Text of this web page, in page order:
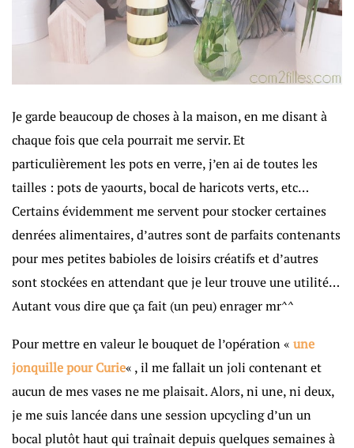
Je garde beaucoup de choses à la maison, en me disant à
chaque fois que cela pourrait me servir. Et
particulièrement les pots en verre, j’en ai de toutes les
tailles : pots de yaourts, bocal de haricots verts, etc…
Certains évidemment me servent pour stocker certaines
denrées alimentaires, d’autres sont de parfaits contenants
pour mes petites babioles de loisirs créatifs et d’autres
sont stockées en attendant que je leur trouve une utilité…
Autant vous dire que ça fait (un peu) enrager mr^^
Pour mettre en valeur le bouquet de l’opération « une
jonquille pour Curie« , il me fallait un joli contenant et
aucun de mes vases ne me plaisait. Alors, ni une, ni deux,
je me suis lancée dans une session upcycling d’un un
bocal plutôt haut qui traînait depuis quelques semaines à